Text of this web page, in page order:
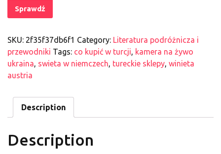
Sprawdź
SKU: 2f35f37db6f1 Category: Literatura podróżnicza i
przewodniki Tags: co kupić w turcji, kamera na żywo
ukraina, swieta w niemczech, tureckie sklepy, winieta
austria
Description
Description